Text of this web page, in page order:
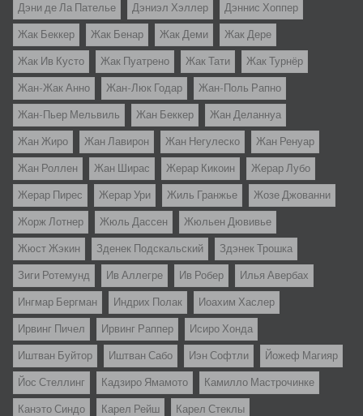
Дэни де Ла Пателье Дэниэл Хэллер Дэннис Хоппер
Жак Беккер Жак Бенар Жак Деми Жак Дере
Жак Ив Кусто Жак Пуатрено Жак Тати Жак Турнёр
Жан-Жак Анно Жан-Люк Годар Жан-Поль Рапно
Жан-Пьер Мельвиль Жан Беккер Жан Деланнуа
Жан Жиро Жан Лавирон Жан Негулеско Жан Ренуар
Жан Роллен Жан Ширас Жерар Кикоин Жерар Лубо
Жерар Пирес Жерар Ури Жиль Гранжье Жозе Джованни
Жорж Лотнер Жюль Дассен Жюльен Дювивье
Жюст Жэкин Зденек Подскальский Здэнек Трошка
Зиги Ротемунд Ив Аллегре Ив Робер Илья Авербах
Ингмар Бергман Индрих Полак Иоахим Хаслер
Ирвинг Пичел Ирвинг Раппер Исиро Хонда
Иштван Буйтор Иштван Сабо Иэн Софтли Йожеф Магияр
Йос Стеллинг Кадзиро Ямамото Камилло Мастрочинке
Канэто Синдо Карел Рейш Карел Стеклы